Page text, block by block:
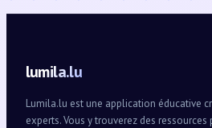
lumila.lu
Lumila.lu est une application éducative
experts. Vous y trouverez des ressources